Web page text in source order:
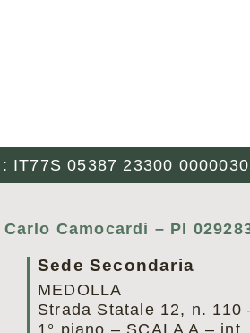
IT77S 05387 23300
Camocardi – PI
Sede Secondaria
MEDOLLA
Strada Statale 12, n. 110
1° piano – SCALA A – int.